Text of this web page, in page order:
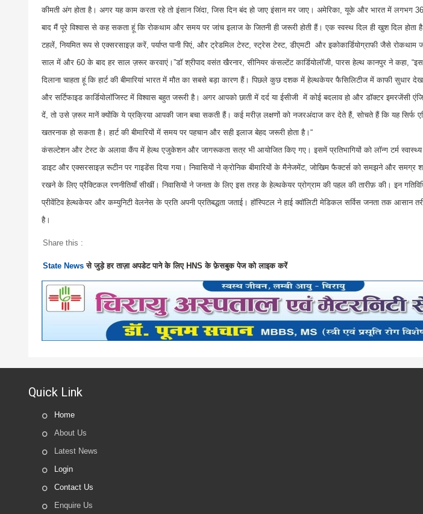
कीमती अंग होता है। अगर यह काम करता रहे तो इंसान जिंदा, जिस दिन बंद हो जाए इंसान मर जाए। अमेरिका, यूके और भारत में लगभग
बाद मैं पूरे विश्वास से कह सकता हूं कि रोकथाम और समय पर जांच इलाज के जितनी ही जरूरी होती हैं। एक स्वस्थ दिल ही खुश दिल होता
टहलें, नियमित रूप से एक्सरसाइज़ करें, पर्याप्त पानी पिएं, और ट्रेडमिल टेस्ट, स्ट्रेस टेस्ट, डीएमटी और इकोकार्डियोग्राफी जैसे
साल में और 60 के बाद हर साल ज़रूर करवाएं।”डॉ श्रीपाद वसंत खैरनार, सीनियर कंसल्टेंट कार्डियोलॉजी, पारस हेल्थ कानपुर ने कहा,
दिलाना चाहता हूं कि हार्ट की बीमारियां भारत में मौत का सबसे बड़ा कारण हैं। पिछले कुछ दशक में हेल्थकेयर फैसिलिटीज में काफी सुधार
और सर्टिफाइड कार्डियोलॉजिस्ट में विश्वास बहुत जरूरी है। अगर आपको छाती में दर्द या ईसीजी में कोई बदलाव हो और डॉक्टर इमरजेंसी
दें, तो उसे ज़रूर मानें क्योंकि ये प्रक्रिया आपकी जान बचा सकती हैं। कई मरीज़ लक्षणों को नजरअंदाज कर देते हैं, सोचते हैं कि यह सिर्फ
खतरनाक हो सकता है। हार्ट की बीमारियों में समय पर पहचान और सही इलाज बेहद जरूरी होता है।“
कंसल्टेशन और टेस्ट के अलावा कैंप में हेल्थ एजुकेशन और जागरूकता सत्र भी आयोजित किए गए। इसमें प्रतिभागियों को लॉन्ग टर्म
डाइट और एक्सरसाइज़ रूटीन पर गाइडेंस दिया गया। निवासियों ने क्रोनिक बीमारियों के मैनेजमेंट, जोखिम फैक्टर्स को समझने और समग्र
रखने के लिए प्रैक्टिकल रणनीतियाँ सीखीं। निवासियों ने जनता के लिए इस तरह के हेल्थकेयर प्रोग्राम की पहल की तारीफ़ की। इन
प्रीवेंटिव हेल्थकेयर और कम्युनिटी वेलनेस के प्रति अपनी प्रतिबद्धता जताई। हॉस्पिटल ने हाई क्वॉलिटी मेडिकल सर्विस जनता तक
है।
Share this :
State News से जुड़े हर ताज़ा अपडेट पाने के लिए HNS के फ़ेसबुक पेज को लाइक करें
Quick Link
Home
About Us
Latest News
Login
Contact Us
Enquire Us